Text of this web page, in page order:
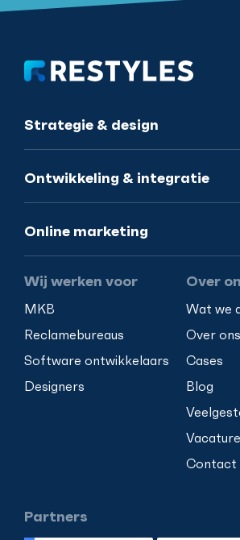
Strategie & design
Ontwikkeling & integratie
Online marketing
Wij werken voor
MKB
Reclamebureaus
Software ontwikkelaars
Designers
Over
Wat we
Over ons
Cases
Blog
Contact
Partners